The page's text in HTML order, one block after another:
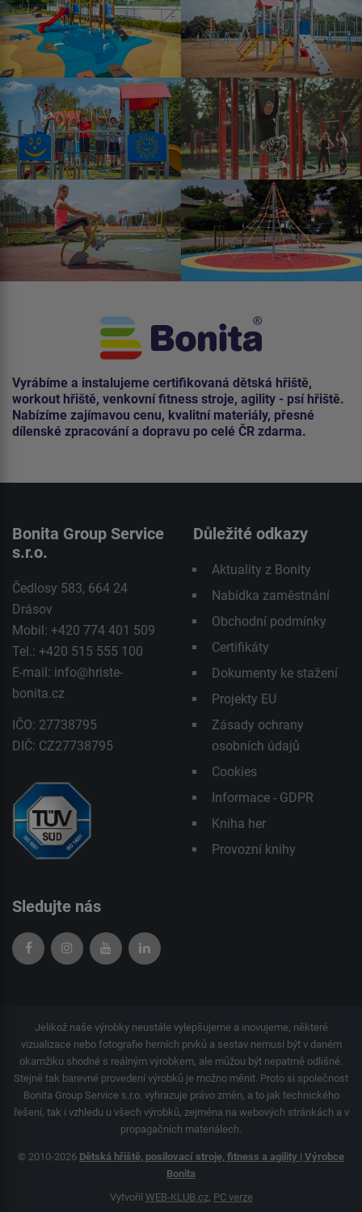
Vyrábíme a instalujeme certifikovaná dětská hřiště,
workout hřiště, venkovní fitness stroje, agility - psí hřiště.
Nabízíme zajímavou cenu, kvalitní materiály, přesné
dílenské zpracování a dopravu po celé ČR zdarma.
Bonita Group Service
s.r.o.
Čedlosy 583, 664 24
Drásov
Mobil: +420 774 401 509
Tel.: +420 515 555 100
E-mail: info@hriste-
bonita.cz
IČO: 27738795
DIČ: CZ27738795
Důležité odkazy
Aktuality z Bonity
Nabídka zaměstnání
Obchodní podmínky
Certifikáty
Dokumenty ke stažení
Projekty EU
Zásady ochrany
osobních údajů
Cookies
Informace - GDPR
Kniha her
Provozní knihy
Sledujte nás
Jelikož naše výrobky neustále vylepšujeme a inovujeme, některé
vizualizace nebo fotografie herních prvků a sestav nemusí být v daném
okamžiku shodné s reálným výrobkem, ale můžou být nepatrně odlišné.
Stejně tak barevné provedení výrobků je možno měnit. Proto si společnost
Bonita Group Service s.r.o. vyhrazuje právo změn, a to jak technického
řešení, tak i vzhledu u všech výrobků, zejména na webových stránkách a v
propagačních materiálech.
© 2010-2026 Dětská hřiště, posilovací stroje, fitness a agility | Výrobce
Bonita
Vytvořil WEB-KLUB.cz, PC verze